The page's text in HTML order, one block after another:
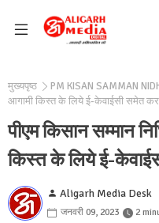
मुख्यपृष्ठ PM KISAN SAMMAN
आगामी किस्त के लिये ई-केवाईसी समेत
पीएम किसान सम्मान
किस्त के लिये ई-
Aligarh Media Desk
जनवरी 09, 2023 2